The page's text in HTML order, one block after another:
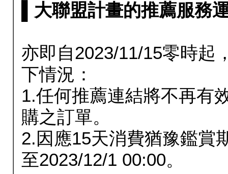
▌大聯盟計畫的推薦服務
亦即自2023/11/15零時起
下情況：
1.任何推薦連結將不再有
購之訂單。
2.因應15天消費猶豫鑑賞
至2023/12/1 00:00。